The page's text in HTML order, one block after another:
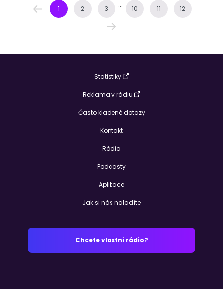
1 2 3 ... 10 11 12
Statistiky
Reklama v rádiu
Často kladené dotazy
Kontakt
Rádia
Podcasty
Aplikace
Jak si nás naladíte
Chcete vlastní rádio?